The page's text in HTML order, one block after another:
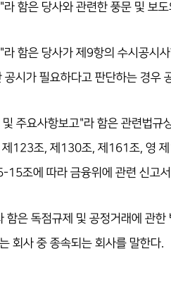
함은 당사와 관련한 풍문 및 보
함은 당사가 제9항의 수시공시
공시가 필요하다고 판단하는 경우
주요사항보고"라 함은 관련법규
123조, 제130조, 제161조, 영
조에 따라 금융위에 관련 신고
함은 독점규제 및 공정거래에 관
회사 중 종속되는 회사를 말한다.